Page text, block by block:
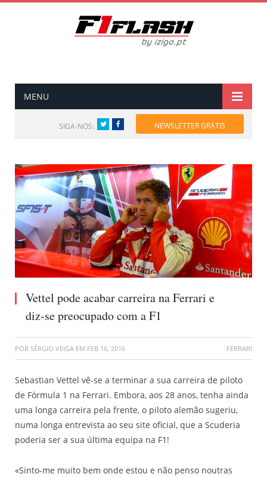
MENU
SIGA-NOS: TwitterFacebook NEWSLETTER GRÁTIS
Vettel pode acabar carreira na Ferrari e
diz-se preocupado com a F1
POR SÉRGIO VEIGA EM FEB 16, 2016 FERRARI
Sebastian Vettel vê-se a terminar a sua carreira de piloto
de Fórmula 1 na Ferrari. Embora, aos 28 anos, tenha ainda
uma longa carreira pela frente, o piloto alemão sugeriu,
numa longa entrevista ao seu site oficial, que a Scuderia
poderia ser a sua última equipa na F1!
«Sinto-me muito bem onde estou e não penso noutras